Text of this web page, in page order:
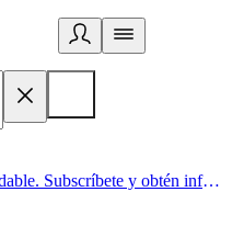
Acá comienza un estilo de vida saludable. Subscríbete y obtén información de primera mano